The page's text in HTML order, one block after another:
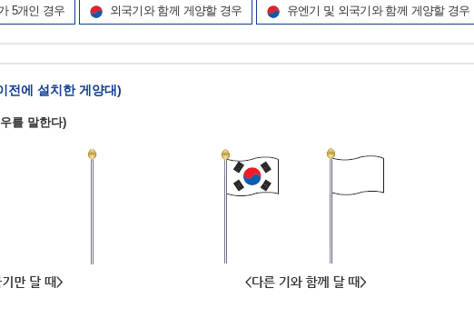
5개인 경우 외국기와 함께 게양할 경우 유엔기 및 외국기와 함께 게양할 경우
전에 설치한 게양대)
를 말한다)